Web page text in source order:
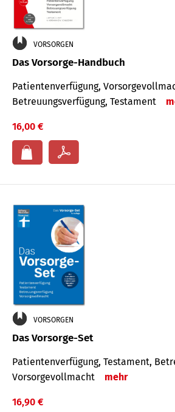
VORSORGEN
Das Vorsorge-Handbuch
Patientenverfügung,
Betreuungsverfügung, Testament
16,00 €
VORSORGEN
Das Vorsorge-Set
Patienten­ver­fügung, Testa­ment,
Vor­sorge­voll­macht
mehr
16,90 €